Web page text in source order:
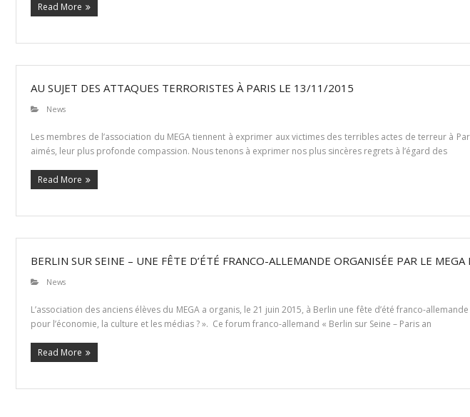
Read More
AU SUJET DES ATTAQUES TERRORISTES À PARIS LE 13/11/2015
News
Les membres de l’association du MEGA tiennent à exprimer aux victimes des terribles actes de terreur à
aimés, leur plus profonde compassion. Nous tenons à exprimer nos plus sincères regrets à l’égard des
Read More
BERLIN SUR SEINE – UNE FÊTE D’ÉTÉ FRANCO-ALLEMANDE ORGANISÉE PAR LE
News
L’association des anciens élèves du MEGA a organis, le 21 juin 2015, à Berlin une fête d’été franco-
pour l’économie, la culture et les médias ? ». Ce forum franco-allemand « Berlin sur Seine – Paris an
Read More